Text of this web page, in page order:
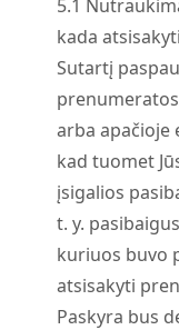
5.1
kada
Sutartį
arba apačioje
kad tuomet
įsigalios
t. y.
kuriuos buvo
atsisakyti
Paskyra bus